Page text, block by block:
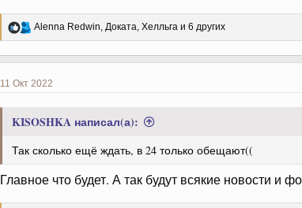
Р
к
и
Alenna Redwin Доката Хелльга и 6 других
11 Окт 2022
KISOSHKA написал(а):
Так сколько ещё ждать, в 24 только обещают((
Главное что будет. А так будут всякие новости и